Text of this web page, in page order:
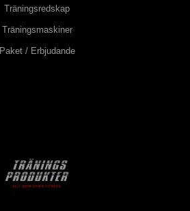
Träningsredskap
Träningsmaskiner
Paket / Erbjudande